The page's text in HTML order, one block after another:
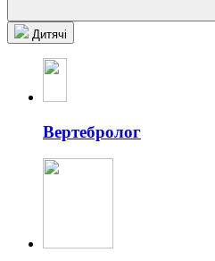
Дитячі
Вертебролог